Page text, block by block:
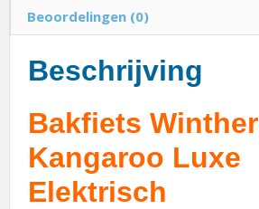
Beoordelingen (0)
Beschrijving
Bakfiets Winther
Kangaroo Luxe
Elektrisch